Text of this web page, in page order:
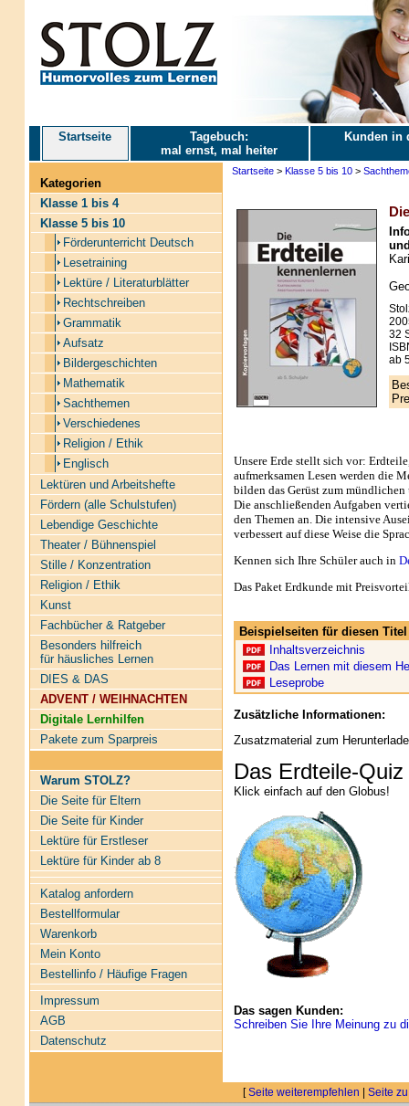
Startseite
Tagebuch:
mal ernst, mal heiter
Kunden in
Kategorien
Klasse 1 bis 4
Klasse 5 bis 10
Förderunterricht Deutsch
Lesetraining
Lektüre / Literaturblätter
Rechtschreiben
Grammatik
Aufsatz
Bildergeschichten
Mathematik
Sachthemen
Verschiedenes
Religion / Ethik
Englisch
Lektüren und Arbeitshefte
Fördern (alle Schulstufen)
Lebendige Geschichte
Theater / Bühnenspiel
Stille / Konzentration
Religion / Ethik
Kunst
Fachbücher & Ratgeber
Besonders hilfreich
für häusliches Lernen
DIES & DAS
ADVENT / WEIHNACHTEN
Digitale Lernhilfen
Pakete zum Sparpreis
Warum STOLZ?
Die Seite für Eltern
Die Seite für Kinder
Lektüre für Erstleser
Lektüre für Kinder ab 8
Katalog anfordern
Bestellformular
Warenkorb
Mein Konto
Bestellinfo / Häufige Fragen
Impressum
AGB
Datenschutz
Startseite> Klasse 5 bis 10>
32
ab
Unsere Erde stellt sich vor:
aufmerksamen Lesen werden die
bilden das Gerüst zum
Die anschließenden Aufgaben
den Themen an. Die intensive
verbessert auf diese Weise die
Kennen sich Ihre Schüler auch in
Das Paket Erdkunde mit
Beispielseiten für diesen
Inhaltsverzeichnis
Das Lernen mit diesem
Leseprobe
Zusätzliche Informationen:
Zusatzmaterial zum
Das Erdteile-Quiz
Klick einfach auf den Globus!
Das sagen Kunden:
Schreiben Sie Ihre Meinung zu
[Seite weiterempfehlen Seite